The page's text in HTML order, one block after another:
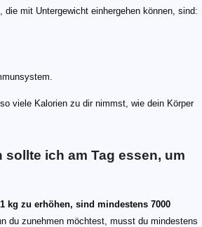
die mit Untergewicht einhergehen können, sind:
viele Kalorien zu dir nimmst, wie dein Körper
sollte ich am Tag essen, um
1 kg zu erhöhen, sind mindestens 7000
du zunehmen möchtest, musst du mindestens